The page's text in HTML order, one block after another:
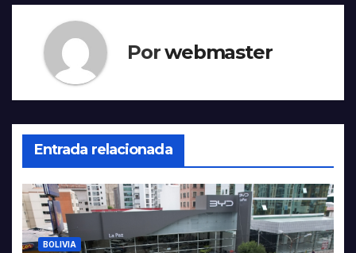
Porwebmaster
Entrada relacionada
BOLIVIA